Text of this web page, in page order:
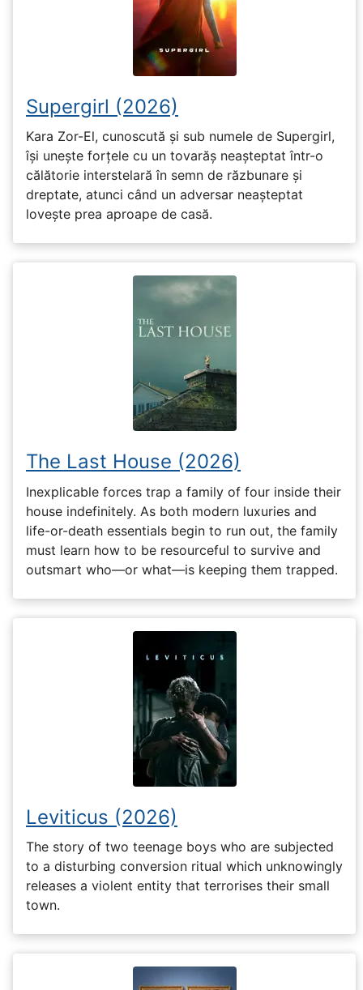
Supergirl (2026)
Kara Zor-El, cunoscută și sub numele de Supergirl,
își unește forțele cu un tovarăș neașteptat într-o
călătorie interstelară în semn de răzbunare și
dreptate, atunci când un adversar neașteptat
lovește prea aproape de casă.
The Last House (2026)
Inexplicable forces trap a family of four inside their
house indefinitely. As both modern luxuries and
life-or-death essentials begin to run out, the family
must learn how to be resourceful to survive and
outsmart who—or what—is keeping them trapped.
Leviticus (2026)
The story of two teenage boys who are subjected
to a disturbing conversion ritual which unknowingly
releases a violent entity that terrorises their small
town.